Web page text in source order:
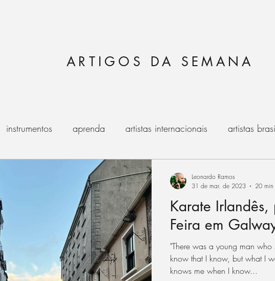
ARTIGOS DA SEMANA
instrumentos aprenda artistas internacionais artistas
música tradicional dança irlandesa
Brasil história gaita de foles entrevista bodhrán
Irish flute makers e luthiers Irish punk crônicas
Karate Irlandês,
Feira em
"There was a young man
know that I know, but what I
knows me when I know...
Leonardo Ramos
31 de mar. de 2023
20 min